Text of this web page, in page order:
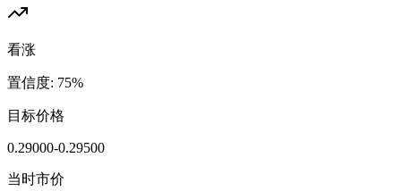
看涨
置信度: 75%
目标价格
0.29000-0.29500
当时市价